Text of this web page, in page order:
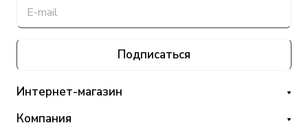
Подписаться
Интернет-магазин
Компания